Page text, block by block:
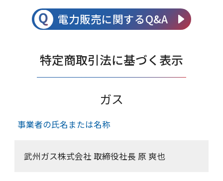
電力販売に関するQ&A
特定商取引法に基づく表示
ガス
事業者の氏名または名称
武州ガス株式会社 取締役社長 原 爽也